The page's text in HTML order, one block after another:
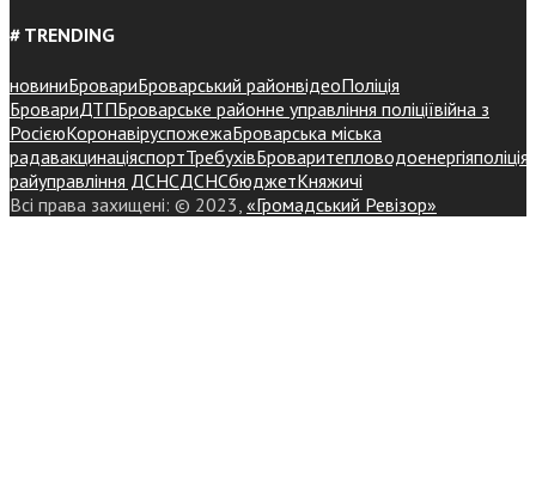
# TRENDING
новиниБровариБроварський районвідеоПоліція
БровариДТПБроварське районне управління поліціївійна з
РосієюКоронавіруспожежаБроварська міська
радавакцинаціяспортТребухівБроваритепловодоенергіяполіція
райуправління ДСНСДСНСбюджетКняжичі
Всі права захищені: © 2023, «Громадський Ревізор»